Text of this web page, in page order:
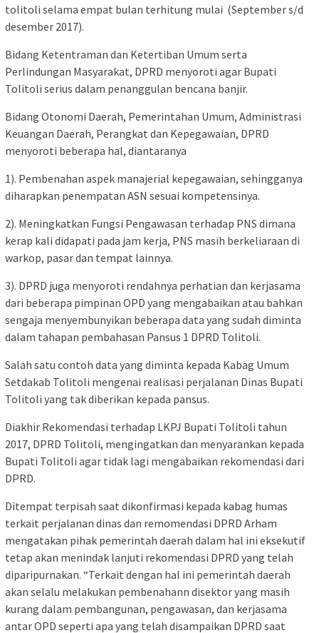
tolitoli selama empat bulan terhitung mulai (September s/d
desember 2017).
Bidang Ketentraman dan Ketertiban Umum serta
Perlindungan Masyarakat, DPRD menyoroti agar Bupati
Tolitoli serius dalam penanggulan bencana banjir.
Bidang Otonomi Daerah, Pemerintahan Umum, Administrasi
Keuangan Daerah, Perangkat dan Kepegawaian, DPRD
menyoroti beberapa hal, diantaranya
1). Pembenahan aspek manajerial kepegawaian, sehingganya
diharapkan penempatan ASN sesuai kompetensinya.
2). Meningkatkan Fungsi Pengawasan terhadap PNS dimana
kerap kali didapati pada jam kerja, PNS masih berkeliaraan di
warkop, pasar dan tempat lainnya.
3). DPRD juga menyoroti rendahnya perhatian dan kerjasama
dari beberapa pimpinan OPD yang mengabaikan atau bahkan
sengaja menyembunyikan beberapa data yang sudah diminta
dalam tahapan pembahasan Pansus 1 DPRD Tolitoli.
Salah satu contoh data yang diminta kepada Kabag Umum
Setdakab Tolitoli mengenai realisasi perjalanan Dinas Bupati
Tolitoli yang tak diberikan kepada pansus.
Diakhir Rekomendasi terhadap LKPJ Bupati Tolitoli tahun
2017, DPRD Tolitoli, mengingatkan dan menyarankan kepada
Bupati Tolitoli agar tidak lagi mengabaikan rekomendasi dari
DPRD.
Ditempat terpisah saat dikonfirmasi kepada kabag humas
terkait perjalanan dinas dan remomendasi DPRD Arham
mengatakan pihak pemerintah daerah dalam hal ini eksekutif
tetap akan menindak lanjuti rekomendasi DPRD yang telah
diparipurnakan. “Terkait dengan hal ini pemerintah daerah
akan selalu melakukan pembenahann disektor yang masih
kurang dalam pembangunan, pengawasan, dan kerjasama
antar OPD seperti apa yang telah disampaikan DPRD saat